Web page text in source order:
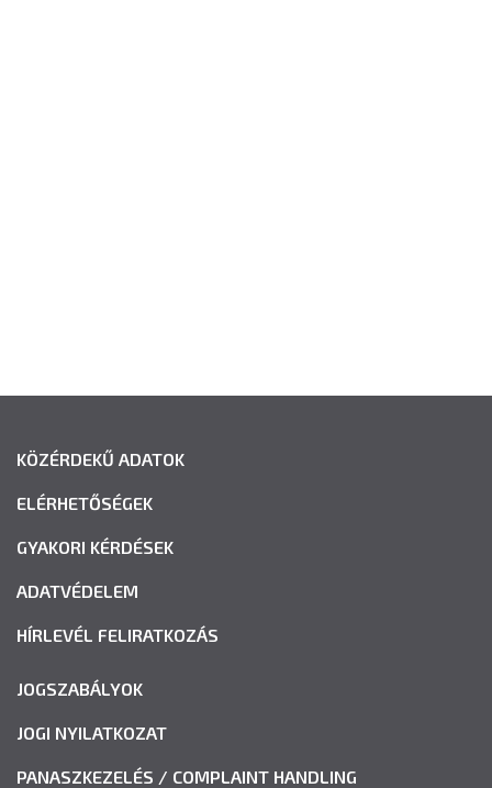
KÖZÉRDEKŰ ADATOK
ELÉRHETŐSÉGEK
GYAKORI KÉRDÉSEK
ADATVÉDELEM
HÍRLEVÉL FELIRATKOZÁS
JOGSZABÁLYOK
JOGI NYILATKOZAT
PANASZKEZELÉS / COMPLAINT HANDLING